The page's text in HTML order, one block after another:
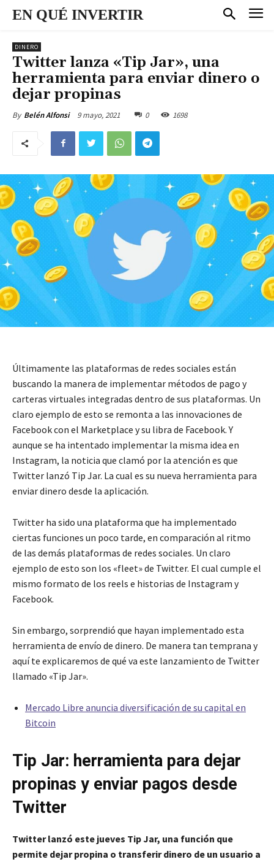
EN QUÉ INVERTIR
DINERO
Twitter lanza «Tip Jar», una
herramienta para enviar dinero o
dejar propinas
By Belén Alfonsi 9 mayo, 2021 0 1698
Últimamente las plataformas de redes sociales están
buscando la manera de implementar métodos de pago y
carteras virtuales integradas dentro de sus plataformas. Un
claro ejemplo de esto se remonta a las innovaciones de
Facebook con el Marketplace y su libra de Facebook. Y
aunque se ha intentado implementar la misma idea en
Instagram, la noticia que clamó por la atención es que
Twitter lanzó Tip Jar. La cual es su nueva herramienta para
enviar dinero desde la aplicación.
Twitter ha sido una plataforma que ha implementado
ciertas funciones un poco tarde, en comparación al ritmo
de las demás plataformas de redes sociales. Un claro
ejemplo de esto son los «fleet» de Twitter. El cual cumple el
mismo formato de los reels e historias de Instagram y
Facebook.
Sin embargo, sorprendió que hayan implementado esta
herramienta de envío de dinero. De manera tan temprana y
aquí te explicaremos de qué va este lanzamiento de Twitter
llamado «Tip Jar».
Mercado Libre anuncia diversificación de su capital en
Bitcoin
Tip Jar: herramienta para dejar
propinas y enviar pagos desde
Twitter
Twitter lanzó este jueves Tip Jar, una función que
permite dejar propina o transferir dinero de un usuario a